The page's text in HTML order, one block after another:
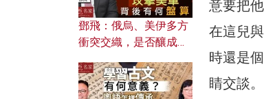
意要把
在這兒
時還是
睛交談
鄧飛：俄烏、美伊多方
衝突交織，是否釀成世
風險攻擊美軍，背後有
何盤算？